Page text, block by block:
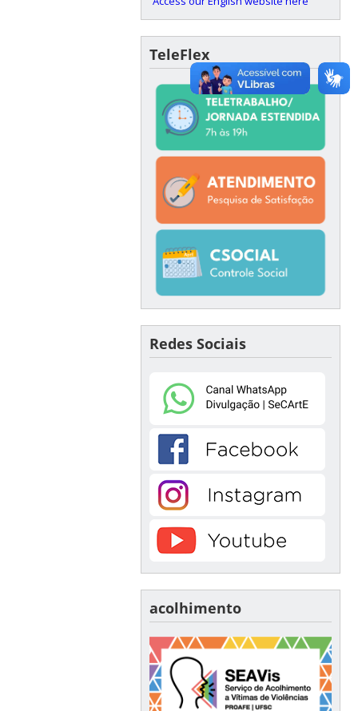
TeleFlex
Redes Sociais
acolhimento